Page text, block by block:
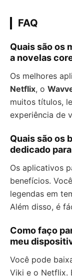
FAQ
Quais são os
a novelas
Os melhores
Netflix, o
muitos títulos,
experiência de
Quais são os
dedicado
Os aplicativos
benefícios.
legendas em
Além disso, é
Como faço
meu
Você pode
Viki e o Netflix.